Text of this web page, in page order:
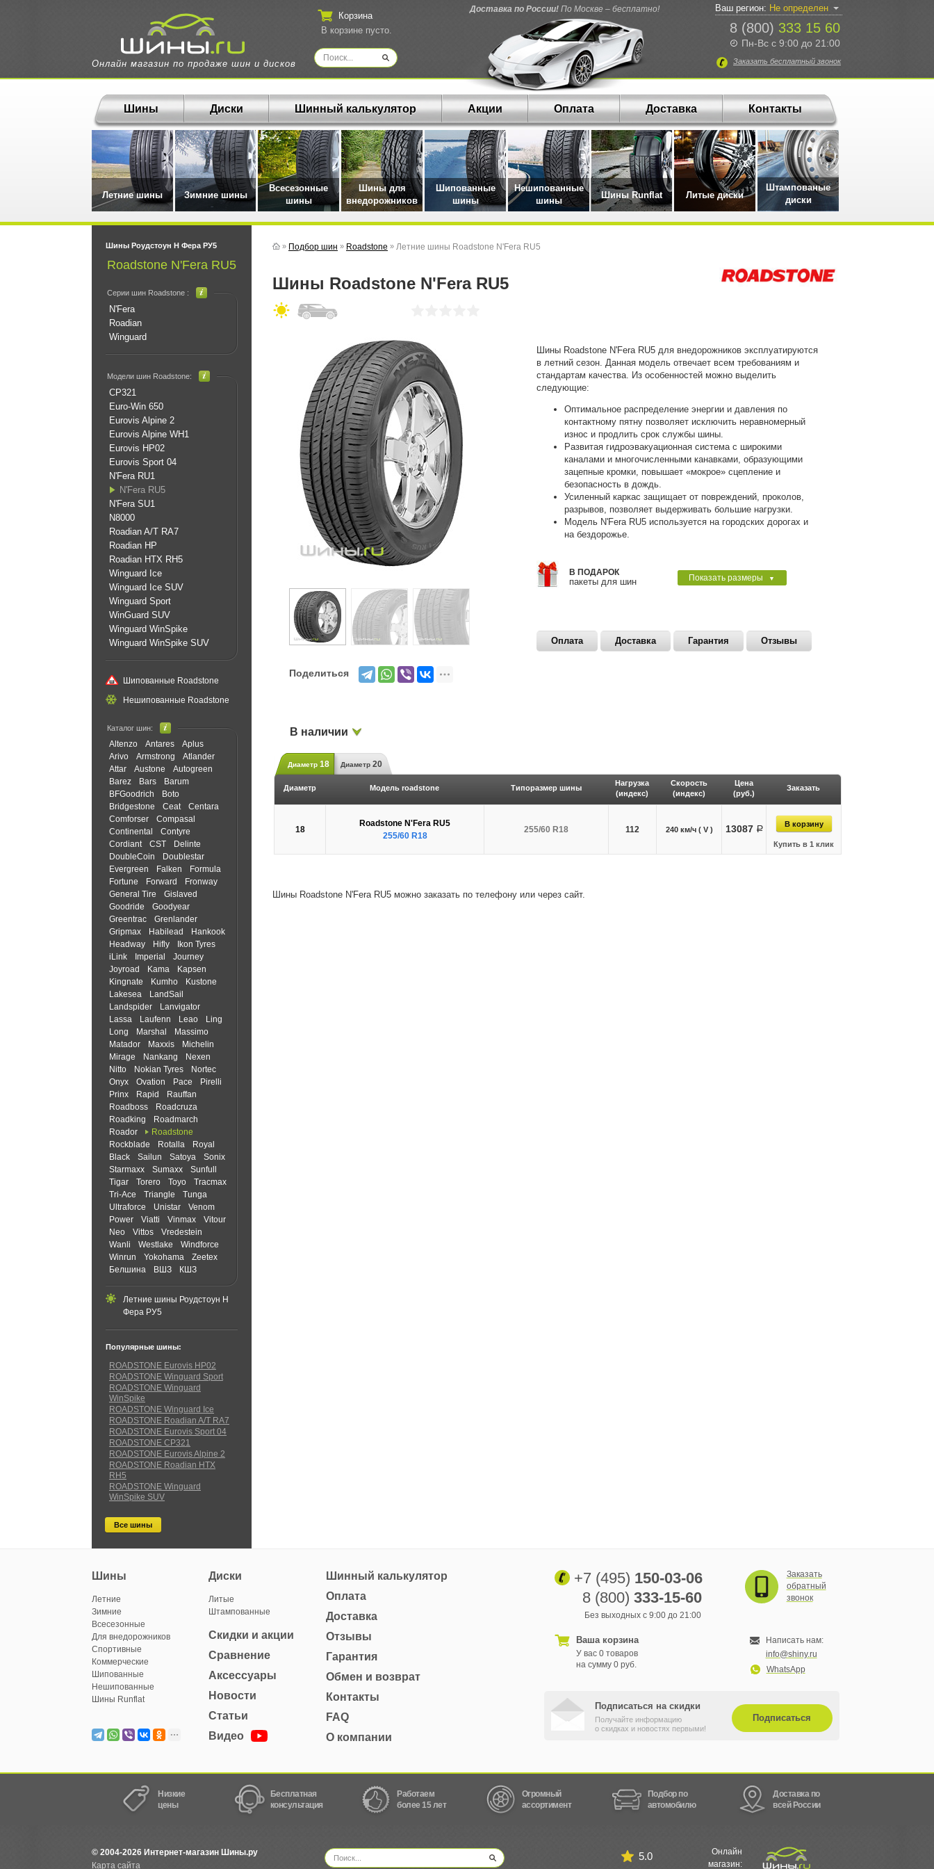
Онлайн магазин по продаже шин и дисков
Доставка по России! По Москве – бесплатно!
8 (800) 333 15 60
Пн-Вс с 9:00 до 21:00
Заказать бесплатный звонок
Корзина
В корзине пусто.
Ваш регион: Не определен
Шины Диски Шинный калькулятор Акции Оплата Доставка Контакты
Летние шины Зимние шины
Всесезонные
шины
Шины для
внедорожников
Шипованные
шины
Нешипованные
шины
Шины Runflat Литые диски
Штампованые
диски
Шины Роудстоун Н Фера РУ5
Roadstone N'Fera RU5
Серии шин Roadstone :
N'Fera
Roadian
Winguard
Модели шин Roadstone:
CP321
Euro-Win 650
Eurovis Alpine 2
Eurovis Alpine WH1
Eurovis HP02
Eurovis Sport 04
N'Fera RU1
N'Fera RU5
N'Fera SU1
N8000
Roadian A/T RA7
Roadian HP
Roadian HTX RH5
Winguard Ice
Winguard Ice SUV
Winguard Sport
WinGuard SUV
Winguard WinSpike
Winguard WinSpike SUV
Шипованные Roadstone
Нешипованные Roadstone
Каталог шин:
Altenzo Antares
Aplus
Arivo
Armstrong
Atlander
Attar
Austone
Autogreen
Barez
Bars
Barum
BFGoodrich
Boto
Bridgestone
Ceat
Centara
Comforser
Compasal
Continental
Contyre
Cordiant
CST
Delinte
DoubleCoin
Doublestar
Evergreen
Falken
Formula
Fortune
Forward
Fronway
General Tire
Gislaved
Goodride
Goodyear
Greentrac
Grenlander
Gripmax
Habilead
Hankook
Headway
Hifly
Ikon Tyres
iLink
Imperial
Journey
Joyroad
Kama
Kapsen
Kingnate
Kumho
Kustone
Lakesea
LandSail
Landspider
Lanvigator
Lassa
Laufenn Leao
Ling
Long
Marshal
Massimo
Matador
Maxxis
Michelin
Mirage
Nankang
Nexen
Nitto
Nokian Tyres
Nortec
Onyx
Ovation Pace
Pirelli
Prinx
Rapid
Rauffan
Roadboss
Roadcruza
Roadking
Roadmarch
Roador
Roadstone
Rockblade
Rotalla
Royal
Black
Sailun Satoya
Sonix
Starmaxx
Sumaxx
Sunfull
Tigar
Torero Toyo
Tracmax
Tri-Ace
Triangle
Tunga
Ultraforce
Unistar
Venom
Power
Viatti Vinmax
Vitour
Neo
Vittos
Vredestein
Wanli
Westlake
Windforce
Winrun
Yokohama
Zeetex
Белшина
ВШЗ КШЗ
Летние шины Роудстоун Н
Фера РУ5
Популярные шины:
ROADSTONE Eurovis HP02
ROADSTONE Winguard Sport
ROADSTONE Winguard
WinSpike
ROADSTONE Winguard Ice
ROADSTONE Roadian A/T RA7
ROADSTONE Eurovis Sport 04
ROADSTONE CP321
ROADSTONE Eurovis Alpine 2
ROADSTONE Roadian HTX
RH5
ROADSTONE Winguard
WinSpike SUV
Все шины
» Подбор шин » Roadstone » Летние шины Roadstone N'Fera RU5
Шины Roadstone N'Fera RU5
Поделиться
Шины Roadstone N'Fera RU5 для внедорожников эксплуатируются
в летний сезон. Данная модель отвечает всем требованиям и
стандартам качества. Из особенностей можно выделить
следующие:
Оптимальное распределение энергии и давления по
контактному пятну позволяет исключить неравномерный
износ и продлить срок службы шины.
Развитая гидроэвакуационная система с широкими
каналами и многочисленными канавками, образующими
зацепные кромки, повышает «мокрое» сцепление и
безопасность в дождь.
Усиленный каркас защищает от повреждений, проколов,
разрывов, позволяет выдерживать большие нагрузки.
Модель N'Fera RU5 используется на городских дорогах и
на бездорожье.
В ПОДАРОК
пакеты для шин Показать размеры ▼
Оплата Доставка Гарантия Отзывы
В наличии
Диаметр 18 Диаметр 20
Диаметр Модель roadstone Типоразмер шины
Нагрузка
(индекс)
Скорость
(индекс)
Цена
(руб.)
Заказать
18
Roadstone N'Fera RU5
255/60 R18
255/60 R18 112 240 км/ч ( V ) 13087 руб.
Шины Roadstone N'Fera RU5 можно заказать по телефону или через сайт.
Шины
Летние
Зимние
Всесезонные
Для внедорожников
Спортивные
Коммерческие
Шипованные
Нешипованные
Шины Runflat
Диски
Литые
Штампованные
Скидки и акции
Сравнение
Аксессуары
Новости
Статьи
Видео
Шинный калькулятор
Оплата
Доставка
Отзывы
Гарантия
Обмен и возврат
Контакты
FAQ
О компании
+7 (495) 150-03-06
8 (800) 333-15-60
Без выходных с 9:00 до 21:00
Ваша корзина
У вас 0 товаров
на сумму 0 руб.
Заказать
обратный
звонок
Написать нам:
info@shiny.ru
WhatsApp
Подписаться на скидки
Получайте информацию
о скидках и новостях первыми!
Подписаться
Низкие
цены
Бесплатная
консультация
Работаем
более 15 лет
Огромный
ассортимент
Подбор по
автомобилю
Доставка по
всей России
© 2004-2026 Интернет-магазин Шины.ру
Карта сайта
5.0
Онлайн
магазин: